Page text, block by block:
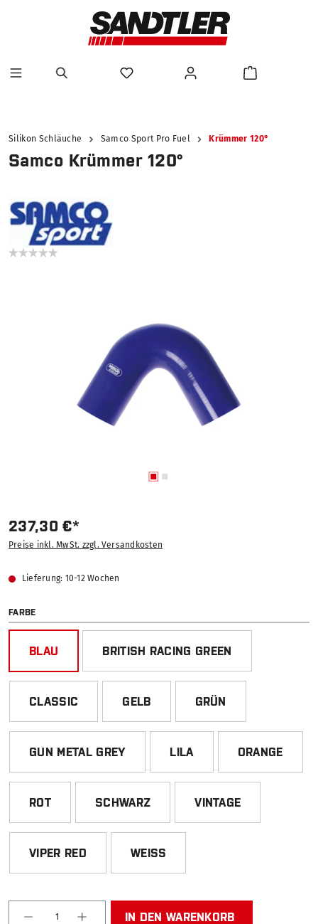
Silikon Schläuche Samco Sport Pro Fuel Krümmer 120°
Samco Krümmer 120°
237,30 €*
Preise inkl. MwSt. zzgl. Versandkosten
Lieferung: 10-12 Wochen
FARBEAUSWÄHLEN
BLAU BRITISH RACING GREEN
CLASSIC GELB GRÜN
GUN METAL GREY LILA ORANGE
ROT SCHWARZ VINTAGE
VIPER RED WEISS
Produkt Anzahl: Gib den gewünschten Wert ein
IN DEN WARENKORB